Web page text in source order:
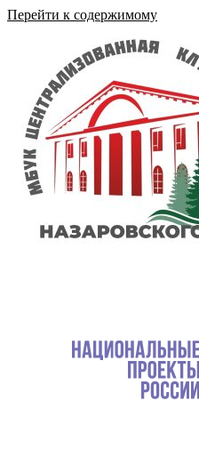
Перейти к содержимому